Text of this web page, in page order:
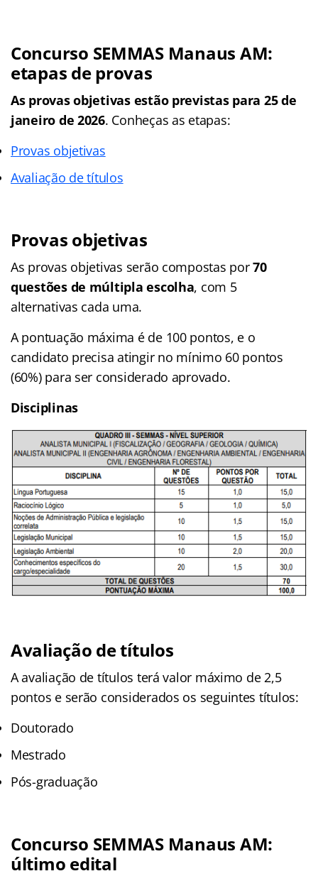
Concurso SEMMAS Manaus AM:
etapas de provas
As provas objetivas estão previstas para 25 de
janeiro de 2026. Conheças as etapas:
Provas objetivas
Avaliação de títulos
Provas objetivas
As provas objetivas serão compostas por70
questões de múltipla escolha, com 5
alternativas cada uma.
A pontuação máxima é de 100 pontos, e o
candidato precisa atingir no mínimo 60 pontos
(60%) para ser considerado aprovado.
Disciplinas
Avaliação de títulos
A avaliação de títulos terá valor máximo de 2,5
pontos e serão considerados os seguintes títulos:
Doutorado
Mestrado
Pós-graduação
Concurso SEMMAS Manaus AM:
último edital